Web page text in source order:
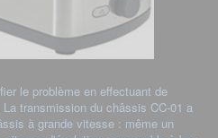
le problème en effectuant de
transmission du châssis CC-01 a
à grande vitesse : même un